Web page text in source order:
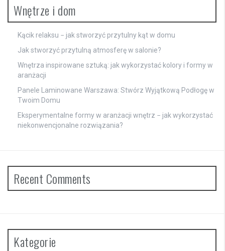
Wnętrze i dom
Kącik relaksu − jak stworzyć przytulny kąt w domu
Jak stworzyć przytulną atmosferę w salonie?
Wnętrza inspirowane sztuką: jak wykorzystać kolory i formy w
aranżacji
Panele Laminowane Warszawa: Stwórz Wyjątkową Podłogę w
Twoim Domu
Eksperymentalne formy w aranżacji wnętrz − jak wykorzystać
niekonwencjonalne rozwiązania?
Recent Comments
Kategorie